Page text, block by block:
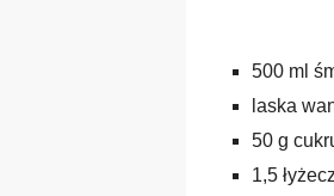
500 ml
laska
50 g
1,5